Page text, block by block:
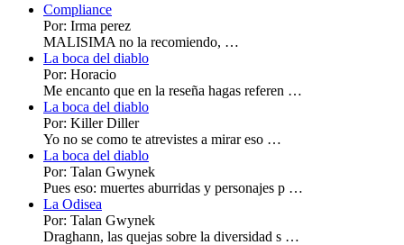
Compliance
Por: Irma perez
MALISIMA no la recomiendo, …
La boca del diablo
Por: Horacio
Me encanto que en la reseña hagas referen …
La boca del diablo
Por: Killer Diller
Yo no se como te atrevistes a mirar eso …
La boca del diablo
Por: Talan Gwynek
Pues eso: muertes aburridas y personajes p …
La Odisea
Por: Talan Gwynek
Draghann, las quejas sobre la diversidad s …